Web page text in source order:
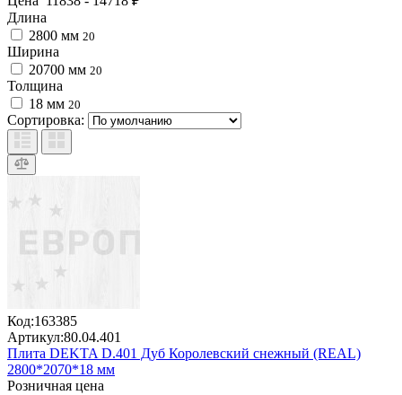
Длина
2800 мм 20
Ширина
20700 мм 20
Толщина
18 мм 20
Сортировка:
Код:163385
Артикул:80.04.401
Плита DEKTA D.401 Дуб Королевский снежный (REAL)
2800*2070*18 мм
Розничная цена